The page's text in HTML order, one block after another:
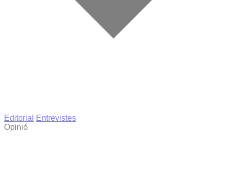
Editorial
Entrevistes
Opinió